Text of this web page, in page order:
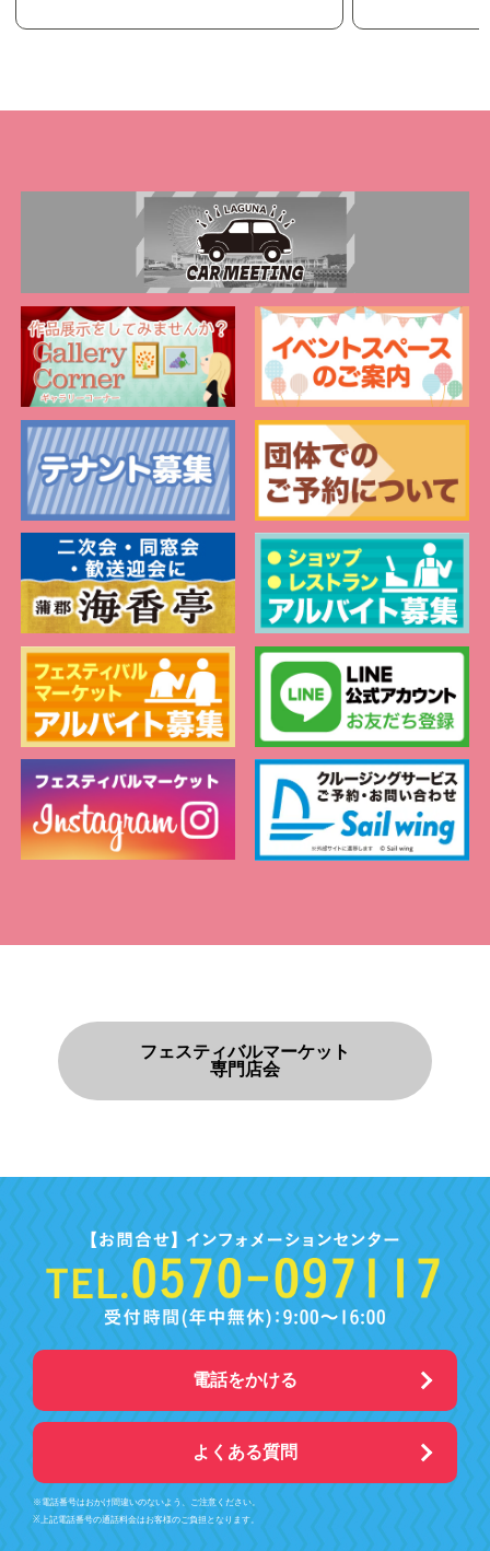
フェスティバルマーケット
専門店会
電話をかける
よくある質問
※電話番号はおかけ間違いのないよう、ご注意ください。
※上記電話番号の通話料金はお客様のご負担となります。